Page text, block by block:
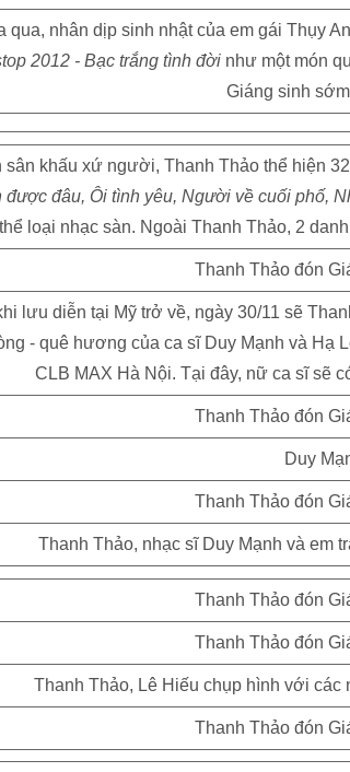
qua, nhân dịp sinh nhật của em gái Thụy
2012 - Bạc trắng tình đời như một món
Giáng sinh
sân khấu xứ người, Thanh Thảo thể hiện
được đâu, Ôi tình yêu, Người về cuối phố,
thể loại nhạc sàn. Ngoài Thanh Thảo, 2
lưu diễn tại Mỹ trở về, ngày 30/11 sẽ
- quê hương của ca sĩ Duy Mạnh và Hạ
CLB MAX Hà Nội. Tại đây, nữ ca sĩ sẽ
Duy
Thanh Thảo, nhạc sĩ Duy Mạnh và em
Thanh Thảo, Lê Hiếu chụp hình với